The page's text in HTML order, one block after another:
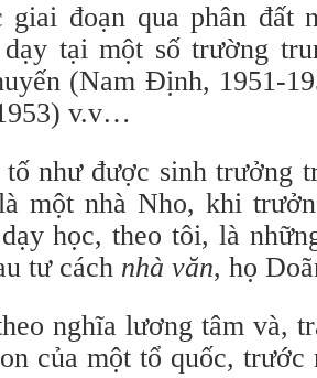
giai đoạn qua phân đất
tại một số trường
(Nam Định, 1951-
v.v…
như được sinh trưởng
một nhà Nho, khi
học, theo tôi, là
tư cách nhà văn, họ
nghĩa lương tâm và,
của một tổ quốc, trước